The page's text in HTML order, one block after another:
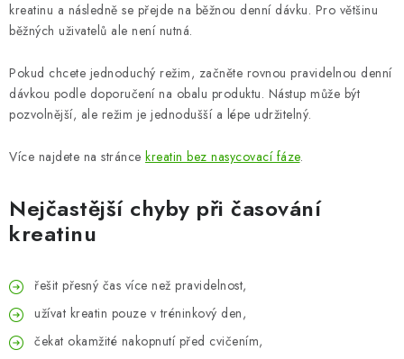
kreatinu a následně se přejde na běžnou denní dávku. Pro většinu
běžných uživatelů ale není nutná.
Pokud chcete jednoduchý režim, začněte rovnou pravidelnou denní
dávkou podle doporučení na obalu produktu. Nástup může být
pozvolnější, ale režim je jednodušší a lépe udržitelný.
Více najdete na stránce kreatin bez nasycovací fáze.
Nejčastější chyby při časování
kreatinu
řešit přesný čas více než pravidelnost,
užívat kreatin pouze v tréninkový den,
čekat okamžité nakopnutí před cvičením,